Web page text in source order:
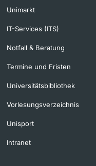
Unimarkt
IT-Services (ITS)
Notfall & Beratung
Termine und Fristen
Universitätsbibliothek
Vorlesungsverzeichnis
Unisport
Intranet